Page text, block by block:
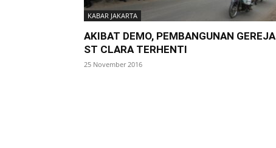
KABAR JAKARTA
AKIBAT DEMO, PEMBANGUNAN GEREJA
ST CLARA TERHENTI
25 November 2016